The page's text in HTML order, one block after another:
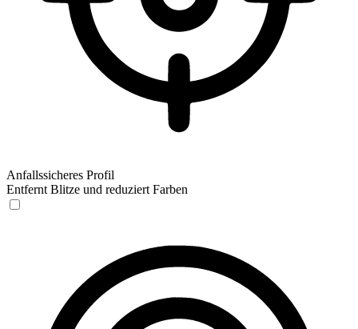
Anfallssicheres Profil
Entfernt Blitze und reduziert Farben